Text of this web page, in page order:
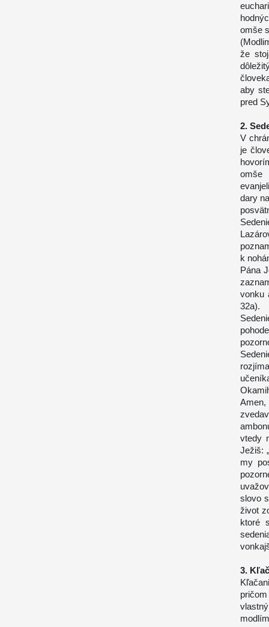
omše
že
aby
pred
2.
V
je
omše
dary
k
Pána
vonku
32a).
vtedy
Ježiš:
my
slovo
život
ktoré
3.